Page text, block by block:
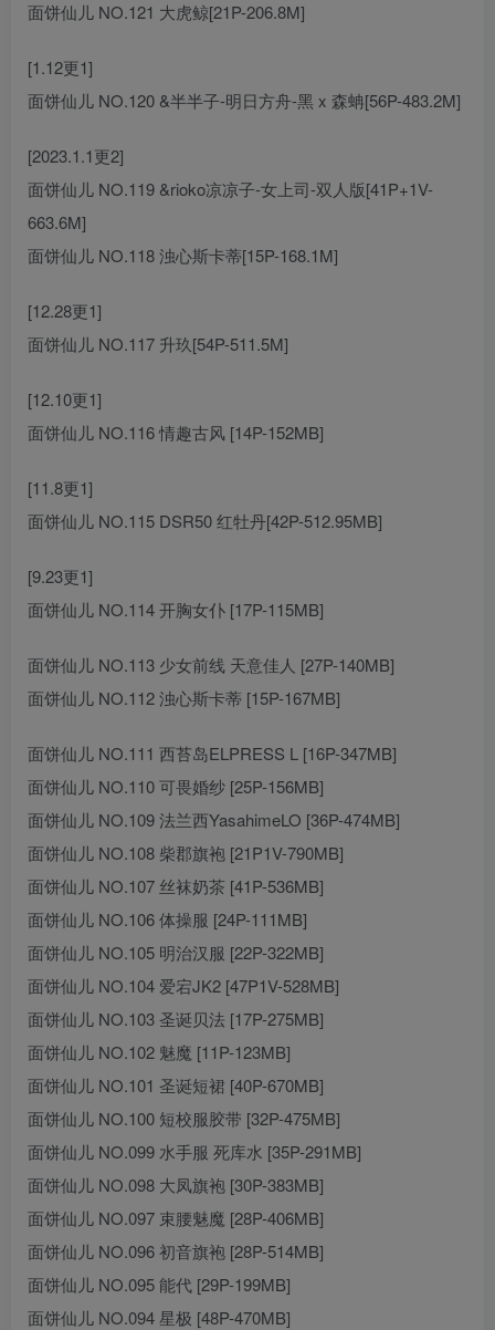
面饼仙儿 NO.121 大虎鲸[21P-206.8M]
[1.12更1]
面饼仙儿 NO.120 &半半子-明日方舟-黑 x 森蚺[56P-483.2M]
[2023.1.1更2]
面饼仙儿 NO.119 &rioko凉凉子-女上司-双人版[41P+1V-
663.6M]
面饼仙儿 NO.118 浊心斯卡蒂[15P-168.1M]
[12.28更1]
面饼仙儿 NO.117 升玖[54P-511.5M]
[12.10更1]
面饼仙儿 NO.116 情趣古风 [14P-152MB]
[11.8更1]
面饼仙儿 NO.115 DSR50 红牡丹[42P-512.95MB]
[9.23更1]
面饼仙儿 NO.114 开胸女仆 [17P-115MB]
面饼仙儿 NO.113 少女前线 天意佳人 [27P-140MB]
面饼仙儿 NO.112 浊心斯卡蒂 [15P-167MB]
面饼仙儿 NO.111 西苔岛ELPRESS L [16P-347MB]
面饼仙儿 NO.110 可畏婚纱 [25P-156MB]
面饼仙儿 NO.109 法兰西YasahimeLO [36P-474MB]
面饼仙儿 NO.108 柴郡旗袍 [21P1V-790MB]
面饼仙儿 NO.107 丝袜奶茶 [41P-536MB]
面饼仙儿 NO.106 体操服 [24P-111MB]
面饼仙儿 NO.105 明治汉服 [22P-322MB]
面饼仙儿 NO.104 爱宕JK2 [47P1V-528MB]
面饼仙儿 NO.103 圣诞贝法 [17P-275MB]
面饼仙儿 NO.102 魅魔 [11P-123MB]
面饼仙儿 NO.101 圣诞短裙 [40P-670MB]
面饼仙儿 NO.100 短校服胶带 [32P-475MB]
面饼仙儿 NO.099 水手服 死库水 [35P-291MB]
面饼仙儿 NO.098 大凤旗袍 [30P-383MB]
面饼仙儿 NO.097 束腰魅魔 [28P-406MB]
面饼仙儿 NO.096 初音旗袍 [28P-514MB]
面饼仙儿 NO.095 能代 [29P-199MB]
面饼仙儿 NO.094 星极 [48P-470MB]